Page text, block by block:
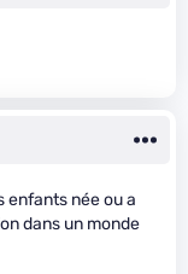
enfants née ou a
dans un monde